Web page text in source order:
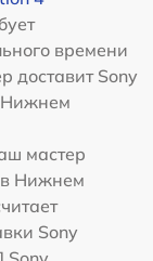
времени
доставит Sony
Нижнем
мастер
в Нижнем
Sony